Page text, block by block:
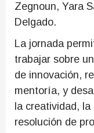
Zegnoun, Yara
Delgado.
La jornada
trabajar sobre
de innovación,
mentoría, y
la creatividad,
resolución de